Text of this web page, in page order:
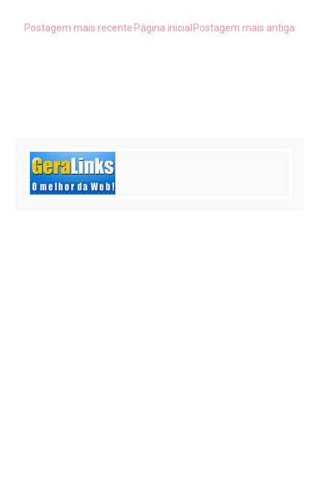
Postagem mais recente Postagem mais antiga
Página inicial